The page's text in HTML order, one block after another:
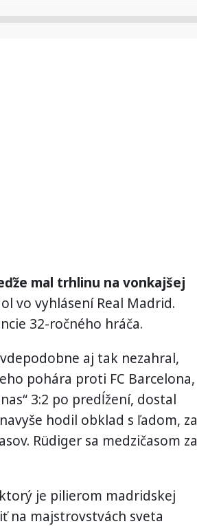
mal trhlinu na vonkajšej
vo vyhlásení Real Madrid.
32-ročného hráča.
aj tak nezahral,
pohára proti FC Barcelona,
3:2 po predĺžení, dostal
hodil obklad s ľadom, za
Rüdiger sa medzičasom za
je pilierom madridskej
na majstrovstvách sveta